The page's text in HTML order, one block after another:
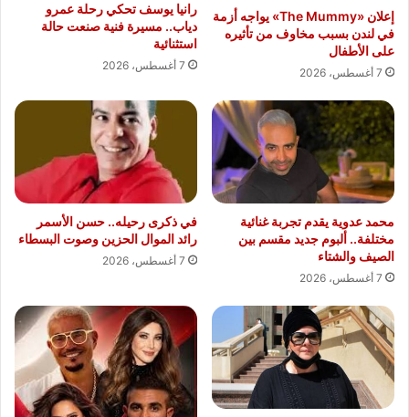
إعلان «The Mummy» يواجه أزمة
في لندن بسبب مخاوف من تأثيره
على الأطفال
7 أغسطس، 2026
رانيا يوسف تحكي رحلة عمرو
دياب.. مسيرة فنية صنعت حالة
استثنائية
7 أغسطس، 2026
محمد عدوية يقدم تجربة غنائية
مختلفة.. ألبوم جديد مقسم بين
الصيف والشتاء
7 أغسطس، 2026
في ذكرى رحيله.. حسن الأسمر
رائد الموال الحزين وصوت البسطاء
7 أغسطس، 2026